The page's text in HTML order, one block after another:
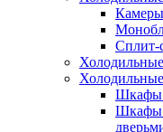
Сплит-
Шкафы
Шкафы